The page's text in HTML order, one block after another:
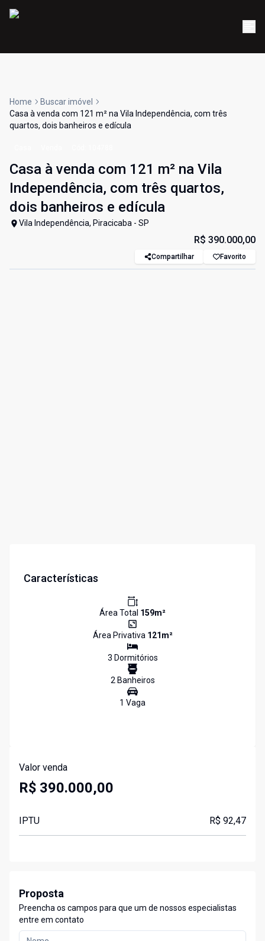
Home
Buscar imóvel
Casa à venda com 121 m² na Vila Independência, com três
quartos, dois banheiros e edícula
Casa à venda com 121 m² na Vila
Independência, com três quartos,
dois banheiros e edícula
Vila Independência, Piracicaba - SP
R$ 390.000,00
Compartilhar Favorito
Características
Área Total 159m²
Área Privativa 121m²
3 Dormitórios
2Banheiros
1 Vaga
Valor venda
R$ 390.000,00
IPTU R$ 92,47
Proposta
Preencha os campos para que um de nossos especialistas
entre em contato